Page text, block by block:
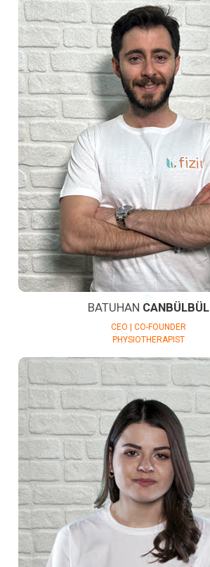
BATUHAN CANBÜLBÜL
CEO | CO-FOUNDER
PHYSIOTHERAPIST